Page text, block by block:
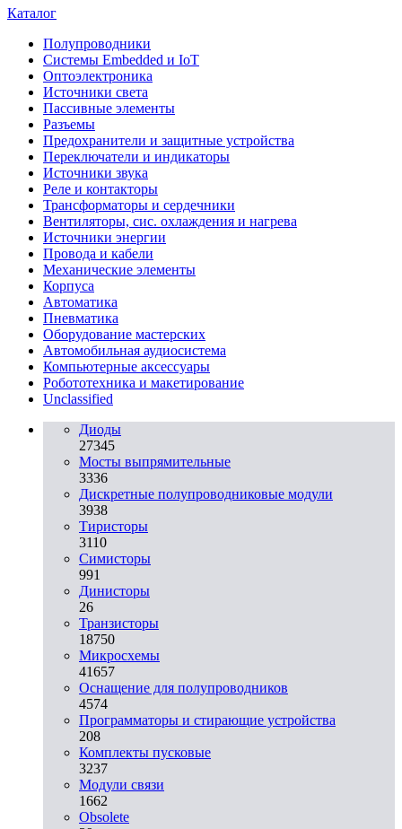
Каталог
Полупроводники
Системы Embedded и IoT
Oптоэлектроника
Источники света
Пассивные элементы
Разъeмы
Предохранители и защитные устройства
Переключатели и индикаторы
Источники звука
Реле и контакторы
Трансформаторы и сердечники
Вентиляторы, сис. охлаждения и нагрева
Источники энергии
Провода и кабели
Механические элементы
Корпуса
Автоматика
Пневматика
Оборудование мастерских
Автомобильная аудиосистема
Компьютерные аксессуары
Робототехника и макетирование
Unclassified
Диоды
27345
Мосты выпрямительные
3336
Дискретные полупроводниковые модули
3938
Тиристоры
3110
Симисторы
991
Динисторы
26
Транзисторы
18750
Микросхемы
41657
Оснащение для полупроводников
4574
Программаторы и стирающие устройства
208
Комплекты пусковые
3237
Модули связи
1662
Obsolete